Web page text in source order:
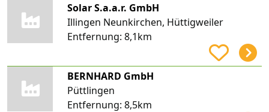
Solar S.a.a.r. GmbH
Illingen Neunkirchen, Hüttigweiler
Entfernung: 8,1km
BERNHARD GmbH
Püttlingen
Entfernung: 8,5km